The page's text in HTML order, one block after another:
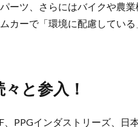
ーツ、さらにはバイクや農
カーで「環境に配慮してい
と参入！
、PPGインダストリーズ、日